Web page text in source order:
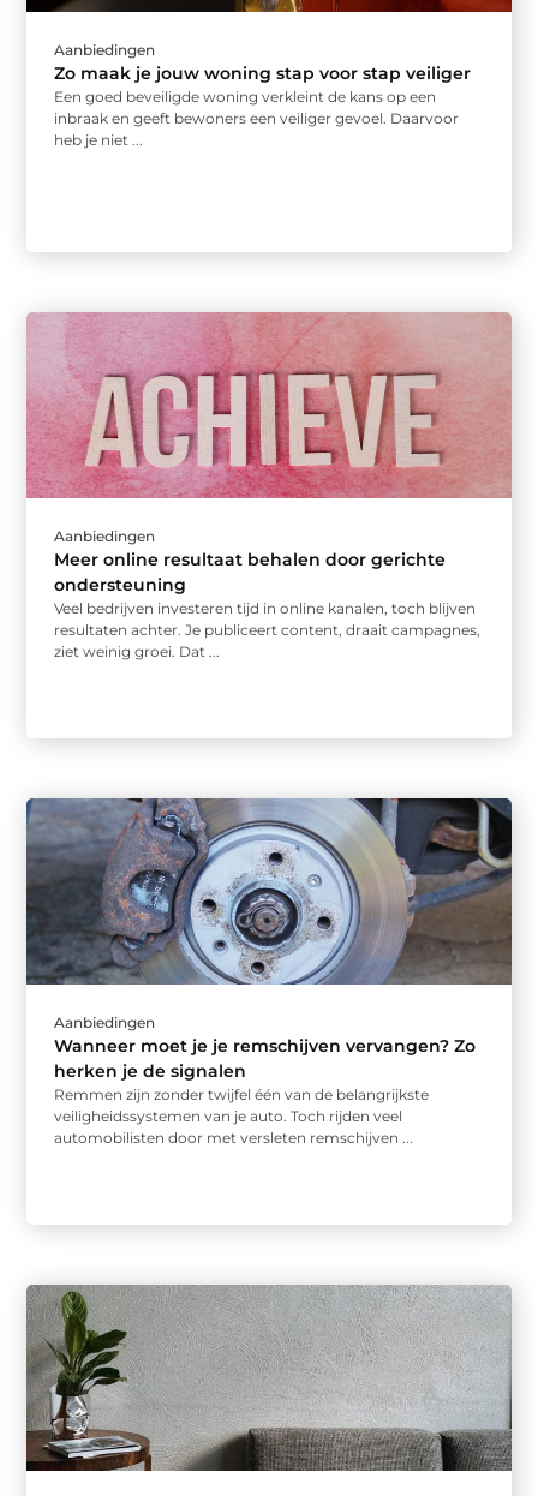
Aanbiedingen
Zo maak je jouw woning stap voor stap veiliger
Een goed beveiligde woning verkleint de kans op een
inbraak en geeft bewoners een veiliger gevoel. Daarvoor
heb je niet ...
Aanbiedingen
Meer online resultaat behalen door gerichte
ondersteuning
Veel bedrijven investeren tijd in online kanalen, toch blijven
resultaten achter. Je publiceert content, draait campagnes,
ziet weinig groei. Dat ...
Aanbiedingen
Wanneer moet je je remschijven vervangen? Zo
herken je de signalen
Remmen zijn zonder twijfel één van de belangrijkste
veiligheidssystemen van je auto. Toch rijden veel
automobilisten door met versleten remschijven ...